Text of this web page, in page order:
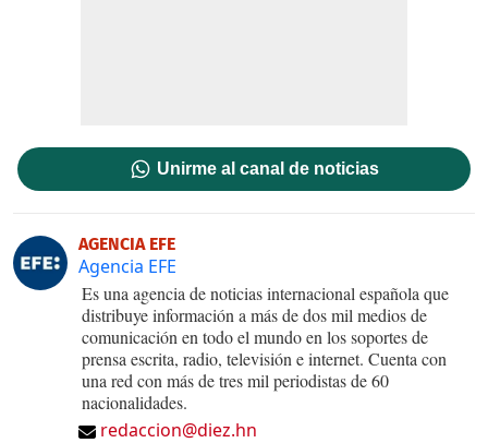
Unirme al canal de noticias
AGENCIA EFE
Agencia EFE
Es una agencia de noticias internacional española que
distribuye información a más de dos mil medios de
comunicación en todo el mundo en los soportes de
prensa escrita, radio, televisión e internet. Cuenta con
una red con más de tres mil periodistas de 60
nacionalidades.
redaccion@diez.hn